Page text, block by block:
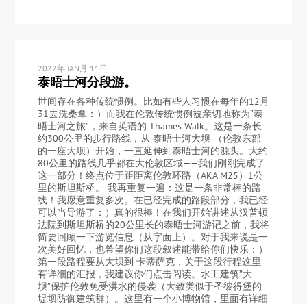
2022年 JAN月 11日
泰晤士河分段游。
世间存在各种传统惯例。比如有些人习惯在每年的12月
31去洗桑拿：）而我在伦敦传统惯例被亲切地称为”泰
晤士河之旅”，来自英语的 Thames Walk。这是一条长
约300公里的步行路线，从 泰晤士河大坝 （伦敦东部
的一座大坝）开始，一直延伸到泰晤士河的源头。大约
80公里的路线几乎都在大伦敦区域——我们刚刚完成了
这一部分！终点位于距距离伦敦环路（AKA M25）1公
里的斯坦斯桥。 我再重复一遍：这是一条非常棒的路
线！我愿意重复多次。在已经完成的路段部分，我已经
可以当导游了：）真的很棒！在我们开始讲述从汉普顿
法院到斯坦斯桥的20公里长的泰晤士河游记之前，我将
简要回顾一下游览信息（从字面上）。对于我来说是一
次美好回忆，也希望你们这段叙述能带给你们快乐：）
第一段路程要从大坝到 卡蒂萨克，关于这段行程这里
有详细的汇报，我建议你们点击阅读。水工建筑”大
坝”保护伦敦免受洪水的侵袭（大致类似于圣彼得堡的
堤坝防御建筑群）。这里有一个小博物馆，里面有详细